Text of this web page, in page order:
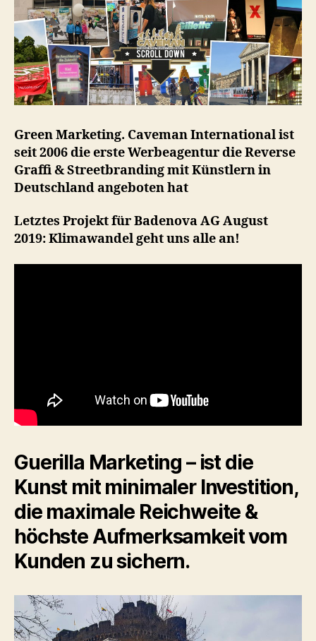
Green Marketing. Caveman International ist
seit 2006 die erste Werbeagentur die Reverse
Graffi & Streetbranding mit Künstlern in
Deutschland angeboten hat
Letztes Projekt für Badenova AG August
2019: Klimawandel geht uns alle an!
Guerilla Marketing – ist die
Kunst mit minimaler Investition,
die maximale Reichweite &
höchste Aufmerksamkeit vom
Kunden zu sichern.